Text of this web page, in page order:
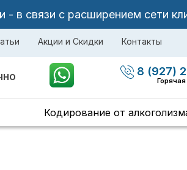
в связи с расширением сети
Акции и Скидки Контакты
8 (927)
Кодирование от